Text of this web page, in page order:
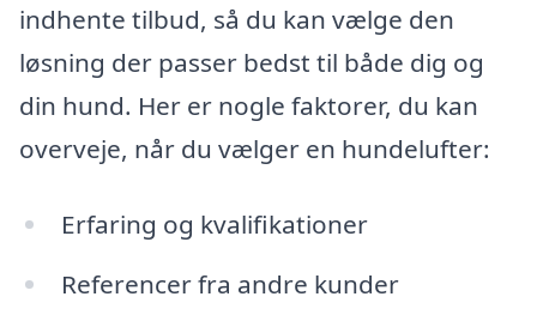
indhente tilbud, så du kan vælge den
løsning der passer bedst til både dig og
din hund. Her er nogle faktorer, du kan
overveje, når du vælger en hundelufter:
Erfaring og kvalifikationer
Referencer fra andre kunder